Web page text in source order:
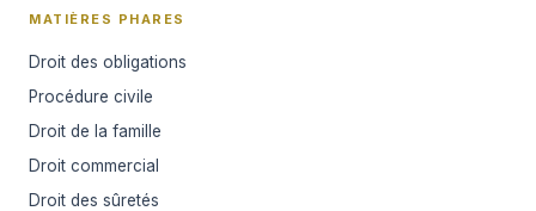
MATIÈRES PHARES
Droit des obligations
Procédure civile
Droit de la famille
Droit commercial
Droit des sûretés